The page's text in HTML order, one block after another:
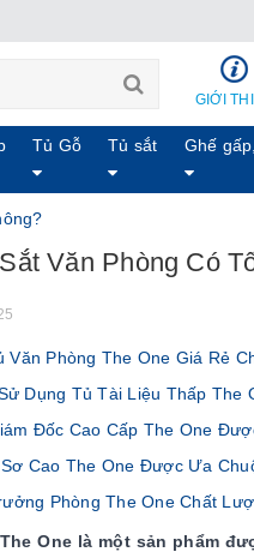
GIỚI
Tủ Gỗ Tủ sắt Ghế
Văn Phòng Có
Văn Phòng The One Giá Rẻ
Dụng Tủ Tài Liệu Thấp The
Đốc Cao Cấp The One
Cao The One Được Ưa
Phòng The One Chất
The One là một sản phẩm